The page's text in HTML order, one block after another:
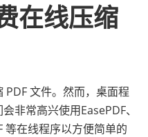
在线压缩
文件。然而，桌面程
非常高兴使用EasePDF、
在线程序以方便简单的